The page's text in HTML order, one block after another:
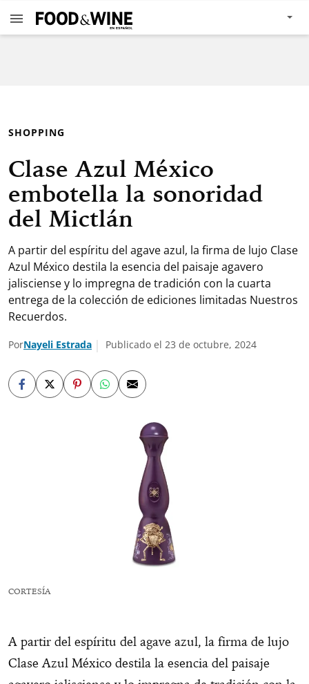
SHOPPING
Clase Azul México
embotella la sonoridad
del Mictlán
A partir del espíritu del agave azul, la firma de lujo Clase
Azul México destila la esencia del paisaje agavero
jalisciense y lo impregna de tradición con la cuarta
entrega de la colección de ediciones limitadas Nuestros
Recuerdos.
PorNayeli Estrada Publicado el 23 de octubre, 2024
CORTESÍA
A partir del espíritu del agave azul, la firma de lujo
Clase Azul México destila la esencia del paisaje